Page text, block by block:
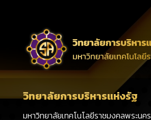
วิทยาลัยการบริหารแห่งรัฐ
มหาวิทยาลัยเทคโนโลยีราชมงคลพระนคร